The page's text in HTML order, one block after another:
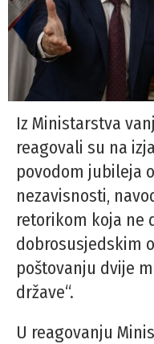
Iz Ministarstva
reagovali su na
povodom jubileja
nezavisnosti,
retorikom koja ne
dobrosusjedskim
poštovanju dvije
države“.
U reagovanju